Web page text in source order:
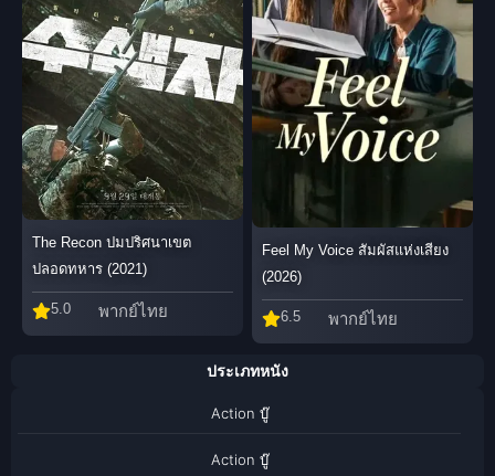
The Recon ปมปริศนาเขต
ปลอดทหาร (2021)
5.0 พากย์ไทย
Feel My Voice สัมผัสแห่งเสียง
(2026)
6.5 พากย์ไทย
ประเภทหนัง
Action บู๊
Action บู๊